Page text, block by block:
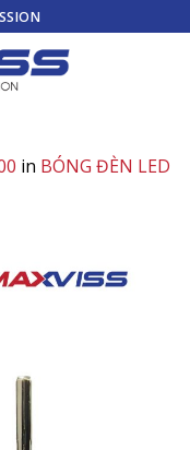
in BÓNG ĐÈN LED